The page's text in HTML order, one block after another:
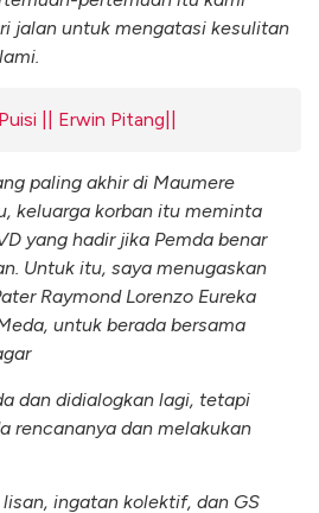
jalan untuk mengatasi kesulitan
|| Erwin Pitang||
paling akhir di Maumere
keluarga korban itu meminta
yang hadir jika Pemda benar
Untuk itu, saya menugaskan
Raymond Lorenzo Eureka
untuk berada bersama
dan didialogkan lagi, tetapi
rencananya dan melakukan
ingatan kolektif, dan GS